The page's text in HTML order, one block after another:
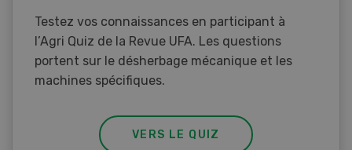
Testez vos connaissances en participant à
l’Agri Quiz de la Revue UFA. Les questions
portent sur le désherbage mécanique et les
machines spécifiques.
VERS LE QUIZ